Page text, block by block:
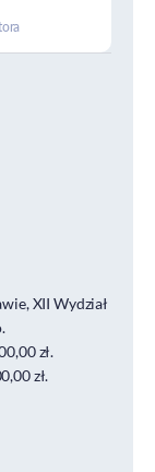
XII Wydział
zł.
zł.